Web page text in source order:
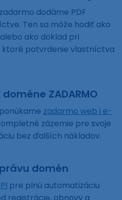
dodáme PDF
Ten sa môže hodiť ako
ako doklad pri
ktoré potvrdenie vlastníctva
ZADARMO
zadarmo web i e-
zázemie pre svoje
bez ďalších nákladov.
domén
pre plnú automatizáciu